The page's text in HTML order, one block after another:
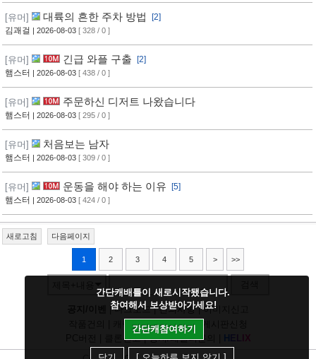
[유머] 대륙의 흔한 주차 방법
[2]
김괘걸 | 2026-08-03 [ 328 / 0 ]
[유머] 긴급 와플 구출 [2]
햄스터 | 2026-08-03 [ 438 / 0 ]
[유머] 주문하신 디저트 나왔습니다
햄스터 | 2026-08-03 [ 295 / 0 ]
[유머] 처음보는 남자
햄스터 | 2026-08-03 [ 309 / 0 ]
[유머] 운동을 해야 하는 이유 [5]
햄스터 | 2026-08-03 [ 424 / 0 ]
새로고침 다음페이지
1 2 3 4 5 > >>
|다크모드|건의사항|이미지신고
캐릭건의|기타디비|
클론신고|정지/패널티문의 H
X
간단캐배틀이 새로시작됐습니다.
참여해서 보상받아가세요!
간단캐참여하기